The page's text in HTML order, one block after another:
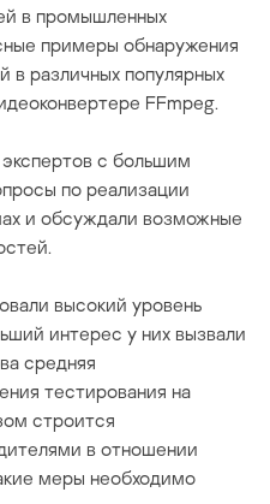
в промышленных
примеры обнаружения
в различных популярных
FFmpeg.
с большим
по реализации
и обсуждали возможные
высокий уровень
интерес у них вызвали
средняя
тестирования на
строится
в отношении
меры необходимо